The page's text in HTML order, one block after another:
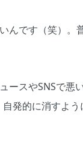
んです（笑）。
ースやSNSで悪
発的に消すよう